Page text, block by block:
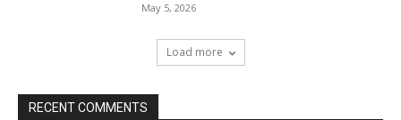
May 5, 2026
Load more
RECENT COMMENTS